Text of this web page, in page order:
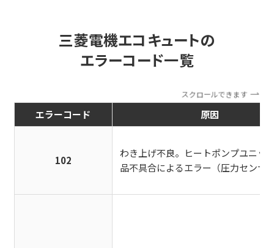
三菱電機エコキュートの
エラーコード一覧
スクロールできます
エラーコード 原因
102
わき上げ不良。ヒートポンプユニッ
品不具合によるエラー（圧力センサ